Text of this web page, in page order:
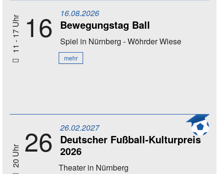
11 - 17 Uhr 16 16.08.2026
Bewegungstag Ball
Spiel in Nürnberg - Wöhrder Wiese
mehr
20 Uhr 26 26.02.2027
Deutscher Fußball-Kulturpreis
2026
Theaterin Nürnberg